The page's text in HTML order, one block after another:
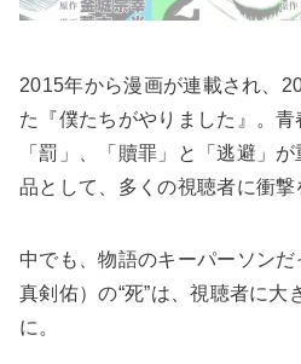
2015年から漫画が連載され、
た『僕たちがやりました』。
「罰」、「贖罪」と「逃避」
品として、多くの視聴者に衝撃
中でも、物語のキーパーソン
真剣佑）の“死”は、視聴者に大
に。